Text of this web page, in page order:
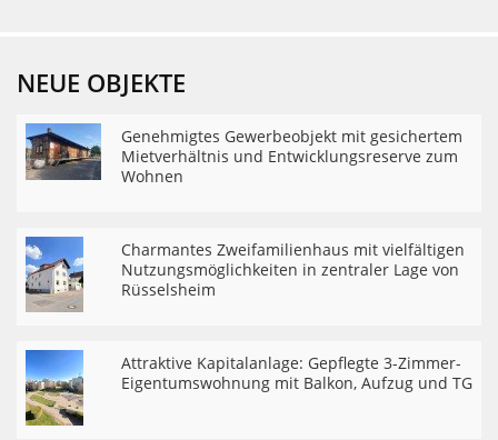
NEUE OBJEKTE
Genehmigtes Gewerbeobjekt mit gesichertem
Mietverhältnis und Entwicklungsreserve zum
Wohnen
Charmantes Zweifamilienhaus mit vielfältigen
Nutzungsmöglichkeiten in zentraler Lage von
Rüsselsheim
Attraktive Kapitalanlage: Gepflegte 3-Zimmer-
Eigentumswohnung mit Balkon, Aufzug und TG